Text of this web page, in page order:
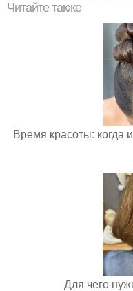
Читайте также
Время красоты: когда
Для чего